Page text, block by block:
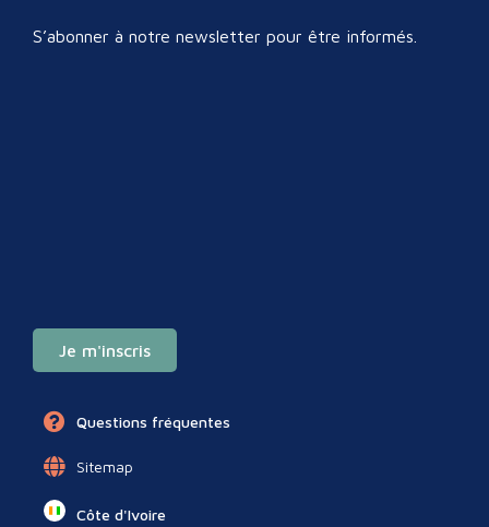
S’abonner à notre newsletter pour être informés.
Je m'inscris
Questions fréquentes
Sitemap
Côte d'Ivoire